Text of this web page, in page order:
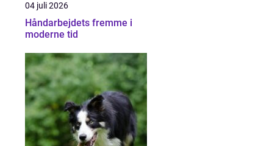
04 juli 2026
Håndarbejdets fremme i
moderne tid